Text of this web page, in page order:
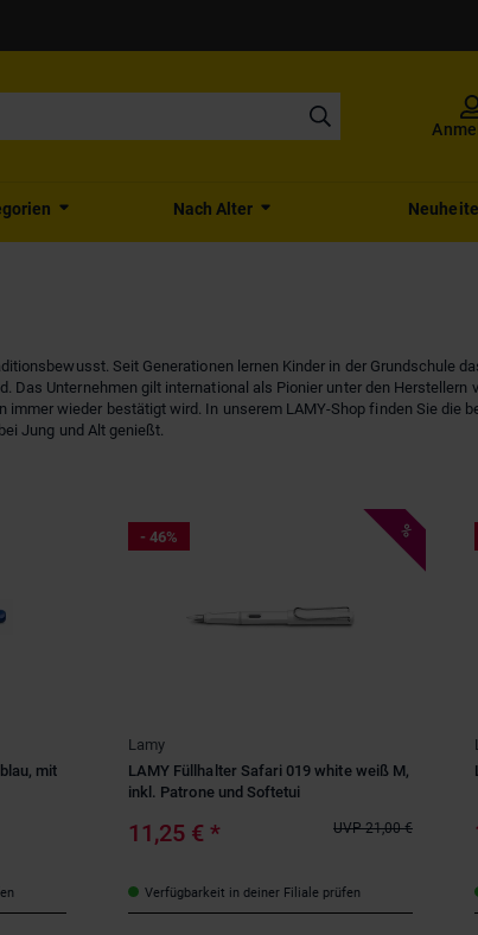
Nach Alter
Seit Generationen lernen Kinder in der Grundschule
Unternehmen gilt international als Pionier unter den Herstellern
wieder bestätigt wird. In unserem LAMY-Shop finden Sie die
Jung und Alt genießt.
mit
- 46% %
Lamy
LAMY Füllhalter Safari 019 white weiß M,
inkl. Patrone und Softetui
11,25 € * UVP 21,00 €
Verfügbarkeit in deiner Filiale prüfen